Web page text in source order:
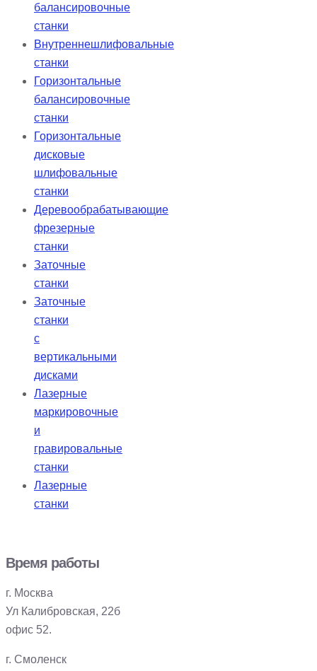
балансировочные
станки
Внутреннешлифовальные
станки
Горизонтальные
балансировочные
станки
Горизонтальные
дисковые
шлифовальные
станки
Деревообрабатывающие
фрезерные
станки
Заточные
станки
Заточные
станки
с
вертикальными
дисками
Лазерные
маркировочные
и
гравировальные
станки
Лазерные
станки
Время работы
г. Москва
Ул Калибровская, 22б
офис 52.
г. Смоленск